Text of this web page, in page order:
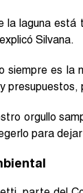
la laguna
Silvana.
siempre es
presupuestos,
orgullo
para